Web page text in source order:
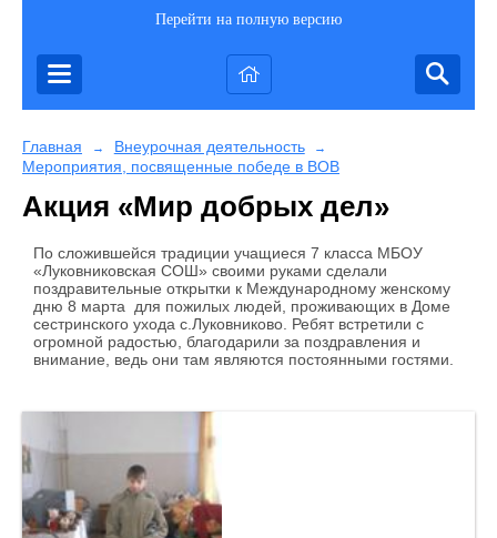
Перейти на полную версию
Главная → Внеурочная деятельность →
Мероприятия, посвященные победе в ВОВ
Акция «Мир добрых дел»
По сложившейся традиции учащиеся 7 класса МБОУ
«Луковниковская СОШ» своими руками сделали
поздравительные открытки к Международному женскому
дню 8 марта для пожилых людей, проживающих в Доме
сестринского ухода с.Луковниково. Ребят встретили с
огромной радостью, благодарили за поздравления и
внимание, ведь они там являются постоянными гостями.